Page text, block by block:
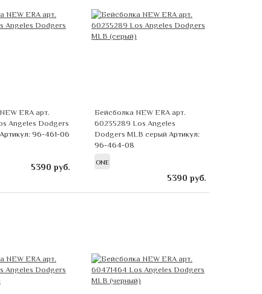
ERA арт.
Angeles Dodgers
Артикул: 96-461-06
5390 руб.
Бейсболка NEW ERA арт.
60235289 Los Angeles
Dodgers MLB серый Артикул:
96-464-08
ONE
5390 руб.